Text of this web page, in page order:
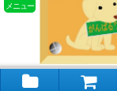
メニュー